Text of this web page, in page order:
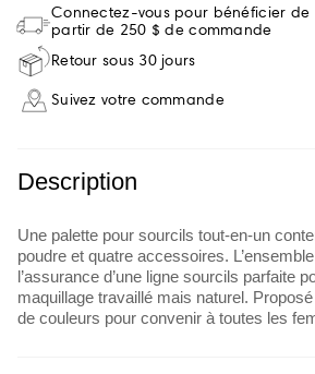
Connectez-vous pour bénéficier
partir de 250 $ de commande
Retour sous 30 jours
Suivez votre commande
Description
Une palette pour sourcils tout-en-un
poudre et quatre accessoires.
l’assurance d’une ligne sourcils parfaite
maquillage travaillé mais naturel.
de couleurs pour convenir à toutes les